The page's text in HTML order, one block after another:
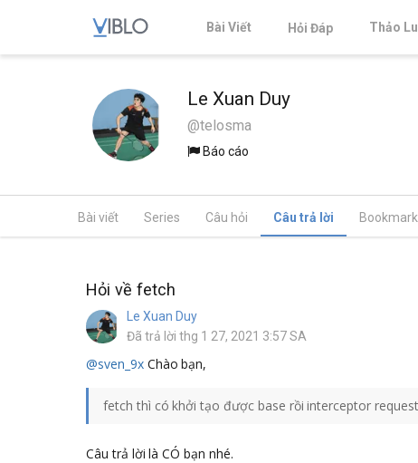
Bài Viết Hỏi Đáp Thảo
Le Xuan Duy
@telosma
Báo cáo
Bài viết Series Câu hỏi Câu trả lời Bookmark
Hỏi về fetch
Le Xuan Duy
Đã trả lời thg 1 27, 2021 3:57 SA
@sven_9xChào bạn,
fetch thì có khởi tạo được base rồi interceptor
Câu trả lời là CÓ bạn nhé.